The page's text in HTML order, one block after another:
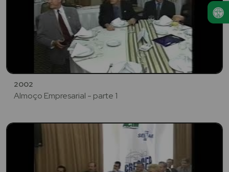
2002
Almoço Empresarial - parte 1